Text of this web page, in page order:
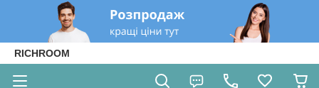
RICHROOM